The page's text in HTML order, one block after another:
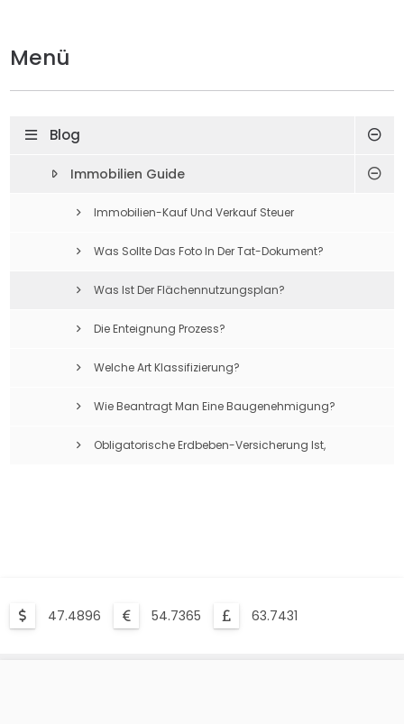
Menü
Blog
Immobilien Guide
Immobilien-Kauf Und Verkauf Steuer
Was Sollte Das Foto In Der Tat-Dokument?
Was Ist Der Flächennutzungsplan?
Die Enteignung Prozess?
Welche Art Klassifizierung?
Wie Beantragt Man Eine Baugenehmigung?
Obligatorische Erdbeben-Versicherung Ist,
47.4896 54.7365 63.7431